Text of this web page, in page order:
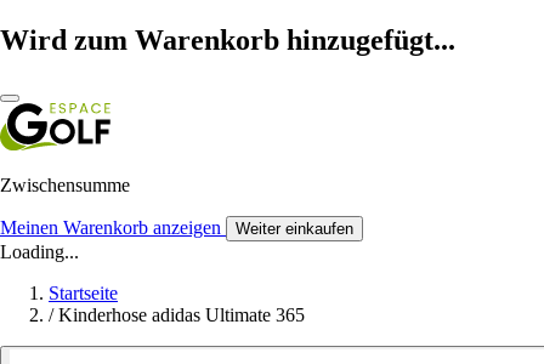
Wird zum Warenkorb hinzugefügt...
Zwischensumme
Meinen Warenkorb anzeigen Weiter einkaufen
Loading...
Startseite
/ Kinderhose adidas Ultimate 365